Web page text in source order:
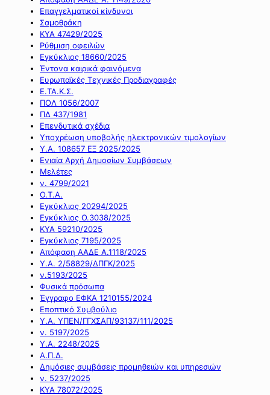
Επαγγελματικοί κίνδυνοι
Σαμοθράκη
ΚΥΑ 47429/2025
Ρύθμιση οφειλών
Εγκύκλιος 18660/2025
Έντονα καιρικά φαινόμενα
Ευρωπαϊκές Τεχνικές Προδιαγραφές
Ε.ΤΑ.Κ.Σ.
ΠΟΛ 1056/2007
ΠΔ 437/1981
Επενδυτικά σχέδια
Υποχρέωση υποβολής ηλεκτρονικών τιμολογίων
Υ.Α. 108657 ΕΞ 2025/2025
Ενιαία Αρχή Δημοσίων Συμβάσεων
Μελέτες
ν. 4799/2021
Ο.Τ.Α.
Εγκύκλιος 20294/2025
Εγκύκλιος Ο.3038/2025
ΚΥΑ 59210/2025
Εγκύκλιος 7195/2025
Απόφαση ΑΑΔΕ Α.1118/2025
Υ.Α. 2/58829/ΔΠΓΚ/2025
ν.5193/2025
Φυσικά πρόσωπα
Έγγραφο ΕΦΚΑ 1210155/2024
Εποπτικό Συμβούλιο
Υ.Α. ΥΠΕΝ/ΓΓΧΣΑΠ/93137/111/2025
ν. 5197/2025
Υ.Α. 2248/2025
Α.Π.Δ.
Δημόσιες συμβάσεις προμηθειών και υπηρεσιών
ν. 5237/2025
ΚΥΑ 78072/2025